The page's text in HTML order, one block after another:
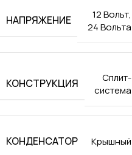
НАПРЯЖЕНИЕ 12 Вольт,
24 Вольта
КОНСТРУКЦИЯ
Сплит-
система
КОНДЕНСАТОР Крышный